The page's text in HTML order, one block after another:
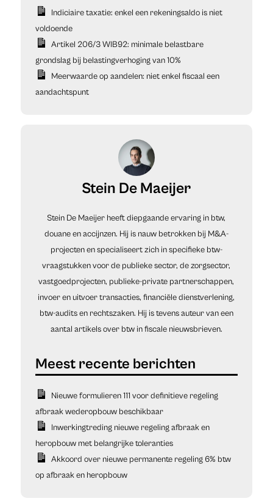
Indiciaire taxatie: enkel een rekeningsaldo is niet
voldoende
Artikel 206/3 WIB92: minimale belastbare
grondslag bij belastingverhoging van 10%
Meerwaarde op aandelen: niet enkel fiscaal een
aandachtspunt
Stein De Maeijer
Stein De Maeijer heeft diepgaande ervaring in btw,
douane en accijnzen. Hij is nauw betrokken bij M&A-
projecten en specialiseert zich in specifieke btw-
vraagstukken voor de publieke sector, de zorgsector,
vastgoedprojecten, publieke-private partnerschappen,
invoer en uitvoer transacties, financiële dienstverlening,
btw-audits en rechtszaken. Hij is tevens auteur van een
aantal artikels over btw in fiscale nieuwsbrieven.
Nieuwe formulieren 111 voor definitieve regeling
afbraak wederopbouw beschikbaar
Inwerkingtreding nieuwe regeling afbraak en
heropbouw met belangrijke toleranties
Akkoord over nieuwe permanente regeling 6% btw
op afbraak en heropbouw